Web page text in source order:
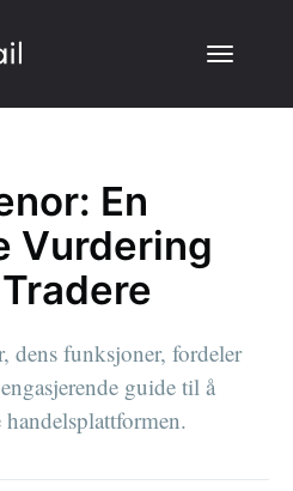
En
Vurdering
dens funksjoner, fordeler
guide til å